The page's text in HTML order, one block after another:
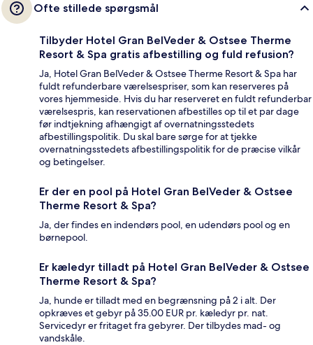
Ofte stillede spørgsmål
Tilbyder Hotel Gran BelVeder & Ostsee Therme
Resort & Spa gratis afbestilling og fuld refusion?
Ja, Hotel Gran BelVeder & Ostsee Therme Resort & Spa har
fuldt refunderbare værelsespriser, som kan reserveres på
vores hjemmeside. Hvis du har reserveret en fuldt refunderbar
værelsespris, kan reservationen afbestilles op til et par dage
før indtjekning afhængigt af overnatningsstedets
afbestillingspolitik. Du skal bare sørge for at tjekke
overnatningsstedets afbestillingspolitik for de præcise vilkår
og betingelser.
Er der en pool på Hotel Gran BelVeder & Ostsee
Therme Resort & Spa?
Ja, der findes en indendørs pool, en udendørs pool og en
børnepool.
Er kæledyr tilladt på Hotel Gran BelVeder & Ostsee
Therme Resort & Spa?
Ja, hunde er tilladt med en begrænsning på 2 i alt. Der
opkræves et gebyr på 35.00 EUR pr. kæledyr pr. nat.
Servicedyr er fritaget fra gebyrer. Der tilbydes mad- og
vandskåle.